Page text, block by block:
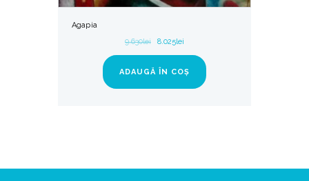
Agapia
9.630lei 8.025lei
ADAUGĂ ÎN COȘ